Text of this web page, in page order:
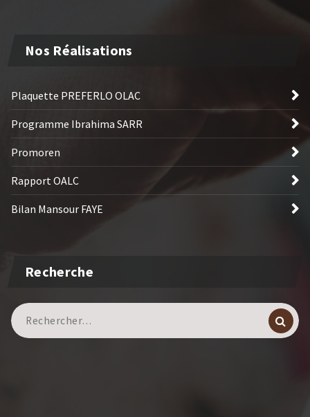
Nos Réalisations
Plaquette PREFERLO OLAC
Programme Ibrahima SARR
Promoren
Rapport OALC
Bilan Mansour FAYE
Recherche
Recherche
pour :